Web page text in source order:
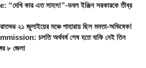
কার এত সাহস!”-ডবল ইঞ্জিন সরকারকে তীব্র
২১ জুলাইয়ের মঞ্চে পাহারায় ছিল মমতা-অভিষেক!
চলতি অর্থবর্ষ শেষ হতে বাকি নেই তিন
৮ জেলা